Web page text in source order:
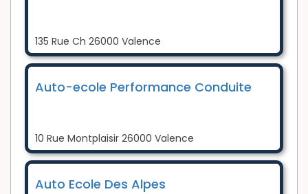
135 Rue Ch 26000 Valence
Auto-ecole Performance Conduite
10 Rue Montplaisir 26000 Valence
Auto Ecole Des Alpes